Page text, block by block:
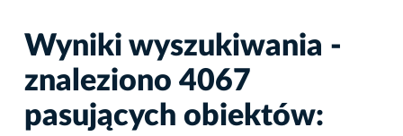
Wyniki wyszukiwania -
znaleziono 4067
pasujących obiektów: